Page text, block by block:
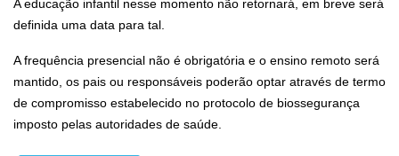
A educação infantil nesse momento não retornará, em breve será
definida uma data para tal.
A frequência presencial não é obrigatória e o ensino remoto será
mantido, os pais ou responsáveis poderão optar através de termo
de compromisso estabelecido no protocolo de biossegurança
imposto pelas autoridades de saúde.